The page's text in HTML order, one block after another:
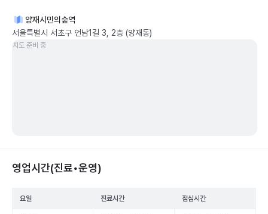
양재시민의숲역
서울특별시 서초구 언남1길 3, 2층 (양재동)
지도 준비 중
영업시간(진료•운영)
요일 진료시간 점심시간